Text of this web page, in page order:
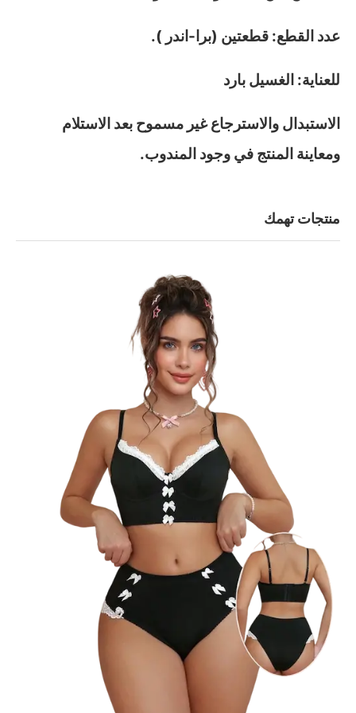
عدد القطع: قطعتين (برا-اندر ).
للعناية: الغسيل بارد
الاستبدال والاسترجاع غير مسموح بعد الاستلام
ومعاينة المنتج في وجود المندوب.
منتجات تهمك